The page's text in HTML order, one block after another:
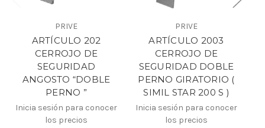
PRIVE
ARTÍCULO 202
CERROJO DE
SEGURIDAD
ANGOSTO “DOBLE
PERNO ”
Inicia sesión para conocer
los precios
PRIVE
ARTÍCULO 2003
CERROJO DE
SEGURIDAD DOBLE
PERNO GIRATORIO (
SIMIL STAR 200 S )
Inicia sesión para conocer
los precios